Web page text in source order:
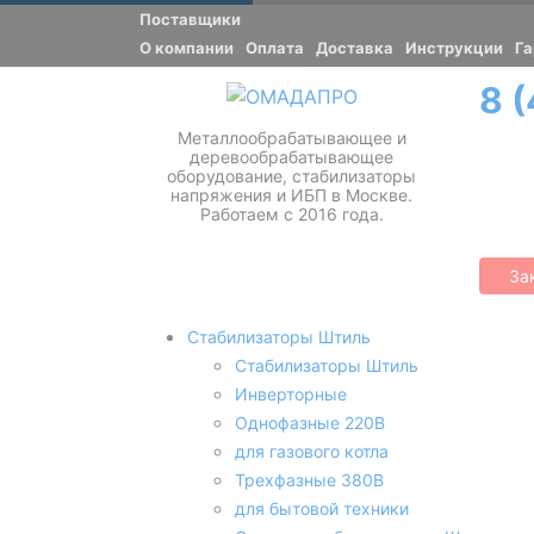
Поставщики
О компании
Оплата Доставка Инструкции
Металлообрабатывающее и
деревообрабатывающее
оборудование, стабилизаторы
напряжения и ИБП в Москве.
Работаем с 2016 года.
8
Стабилизаторы Штиль
Стабилизаторы Штиль
Инверторные
Однофазные 220В
для газового котла
Трехфазные 380В
для бытовой техники